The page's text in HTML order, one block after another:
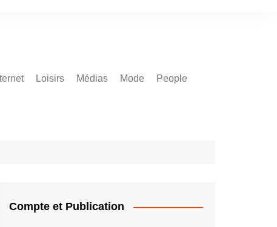
Loisirs Médias Mode People
Compte et Publication